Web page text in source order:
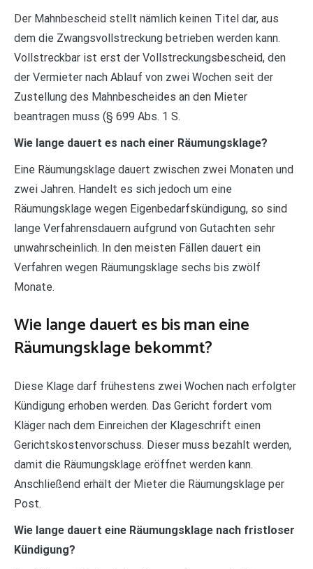
Der Mahnbescheid stellt nämlich keinen Titel dar, aus
dem die Zwangsvollstreckung betrieben werden kann.
Vollstreckbar ist erst der Vollstreckungsbescheid, den
der Vermieter nach Ablauf von zwei Wochen seit der
Zustellung des Mahnbescheides an den Mieter
beantragen muss (§ 699 Abs. 1 S.
Wie lange dauert es nach einer Räumungsklage?
Eine Räumungsklage dauert zwischen zwei Monaten und
zwei Jahren. Handelt es sich jedoch um eine
Räumungsklage wegen Eigenbedarfskündigung, so sind
lange Verfahrensdauern aufgrund von Gutachten sehr
unwahrscheinlich. In den meisten Fällen dauert ein
Verfahren wegen Räumungsklage sechs bis zwölf
Monate.
Wie lange dauert es bis man eine
Räumungsklage bekommt?
Diese Klage darf frühestens zwei Wochen nach erfolgter
Kündigung erhoben werden. Das Gericht fordert vom
Kläger nach dem Einreichen der Klageschrift einen
Gerichtskostenvorschuss. Dieser muss bezahlt werden,
damit die Räumungsklage eröffnet werden kann.
Anschließend erhält der Mieter die Räumungsklage per
Post.
Wie lange dauert eine Räumungsklage nach fristloser
Kündigung?